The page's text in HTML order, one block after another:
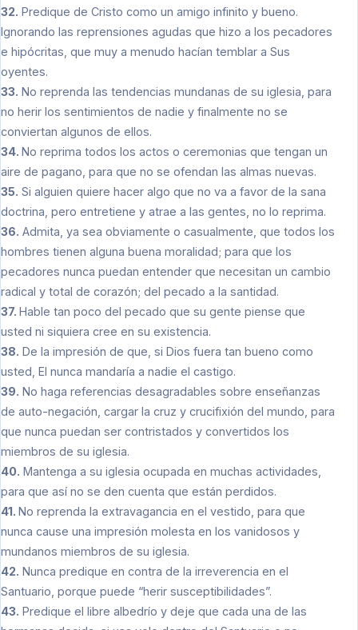
32. Predique de Cristo como un amigo infinito y bueno.
Ignorando las reprensiones agudas que hizo a los pecadores
e hipócritas, que muy a menudo hacían temblar a Sus
oyentes.
33. No reprenda las tendencias mundanas de su iglesia, para
no herir los sentimientos de nadie y finalmente no se
conviertan algunos de ellos.
34. No reprima todos los actos o ceremonias que tengan un
aire de pagano, para que no se ofendan las almas nuevas.
35. Si alguien quiere hacer algo que no va a favor de la sana
doctrina, pero entretiene y atrae a las gentes, no lo reprima.
36. Admita, ya sea obviamente o casualmente, que todos los
hombres tienen alguna buena moralidad; para que los
pecadores nunca puedan entender que necesitan un cambio
radical y total de corazón; del pecado a la santidad.
37. Hable tan poco del pecado que su gente piense que
usted ni siquiera cree en su existencia.
38. De la impresión de que, si Dios fuera tan bueno como
usted, El nunca mandaría a nadie el castigo.
39. No haga referencias desagradables sobre enseñanzas
de auto-negación, cargar la cruz y crucifixión del mundo, para
que nunca puedan ser contristados y convertidos los
miembros de su iglesia.
40. Mantenga a su iglesia ocupada en muchas actividades,
para que así no se den cuenta que están perdidos.
41. No reprenda la extravagancia en el vestido, para que
nunca cause una impresión molesta en los vanidosos y
mundanos miembros de su iglesia.
42. Nunca predique en contra de la irreverencia en el
Santuario, porque puede “herir susceptibilidades”.
43. Predique el libre albedrío y deje que cada una de las